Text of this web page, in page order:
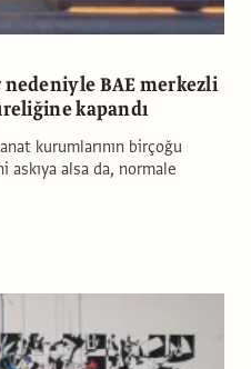
BAE merkezli
kapandı
kurumlarının birçoğu
alsa da, normale